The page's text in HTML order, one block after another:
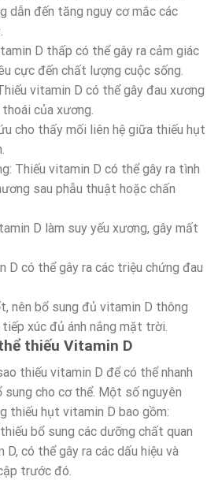
dẫn đến tăng nguy cơ mắc các
D thấp có thể gây ra cảm giác
cực đến chất lượng cuộc sống.
vitamin D có thể gây đau xương
của xương.
cho thấy mối liên hệ giữa thiếu hụt
Thiếu vitamin D có thể gây ra tình
sau phẫu thuật hoặc chấn
D làm suy yếu xương, gây mất
D có thể gây ra các triệu chứng đau
nên bổ sung đủ vitamin D thông
xúc đủ ánh nắng mặt trời.
thiếu Vitamin D
thiếu vitamin D để có thể nhanh
sung cho cơ thể. Một số nguyên
thiếu hụt vitamin D bao gồm:
bổ sung các dưỡng chất quan
có thể gây ra các dấu hiệu và
trước đó.